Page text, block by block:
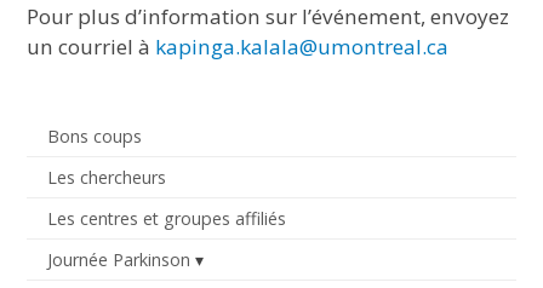
Bons coups
Les chercheurs
Les centres et groupes affiliés
Journée Parkinson
Pour plus d’information sur l’événement, envoyez
un courriel à kapinga.kalala@umontreal.ca